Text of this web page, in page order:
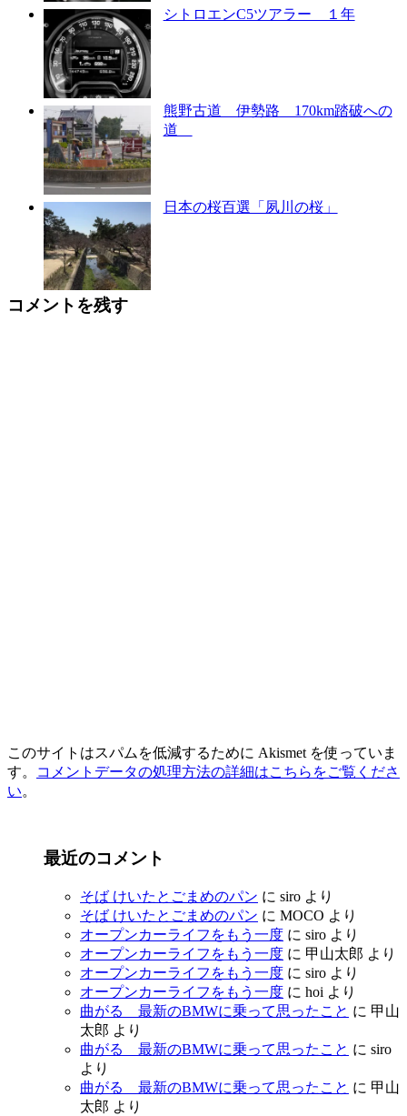
シトロエンC5ツアラー １年
熊野古道 伊勢路 170km踏破への
道
日本の桜百選「夙川の桜」
コメントを残す
このサイトはスパムを低減するために Akismet を使っていま
す。
コメントデータの処理方法の詳細はこちらをご覧くださ
い。
最近のコメント
そば けいたとごまめのパン に siro より
そば けいたとごまめのパン に MOCO より
オープンカーライフをもう一度 に siro より
オープンカーライフをもう一度 に 甲山太郎 より
オープンカーライフをもう一度 に siro より
オープンカーライフをもう一度 に hoi より
曲がる 最新のBMWに乗って思ったこと に 甲山
太郎 より
曲がる 最新のBMWに乗って思ったこと に siro
より
曲がる 最新のBMWに乗って思ったこと に 甲山
太郎 より